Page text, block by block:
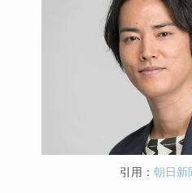
引用： 朝日新